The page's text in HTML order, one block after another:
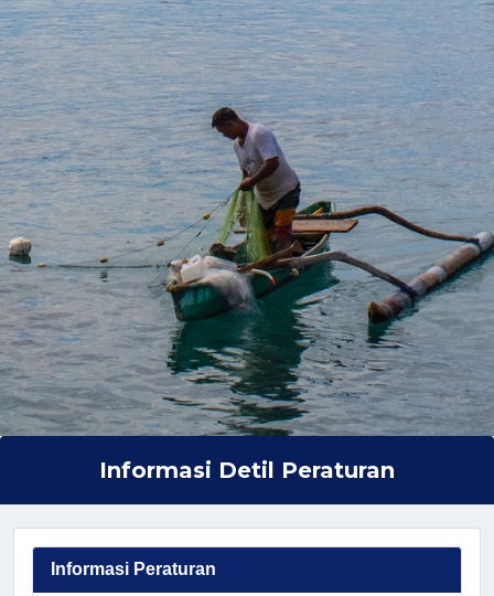
Informasi Detil Peraturan
Informasi Peraturan